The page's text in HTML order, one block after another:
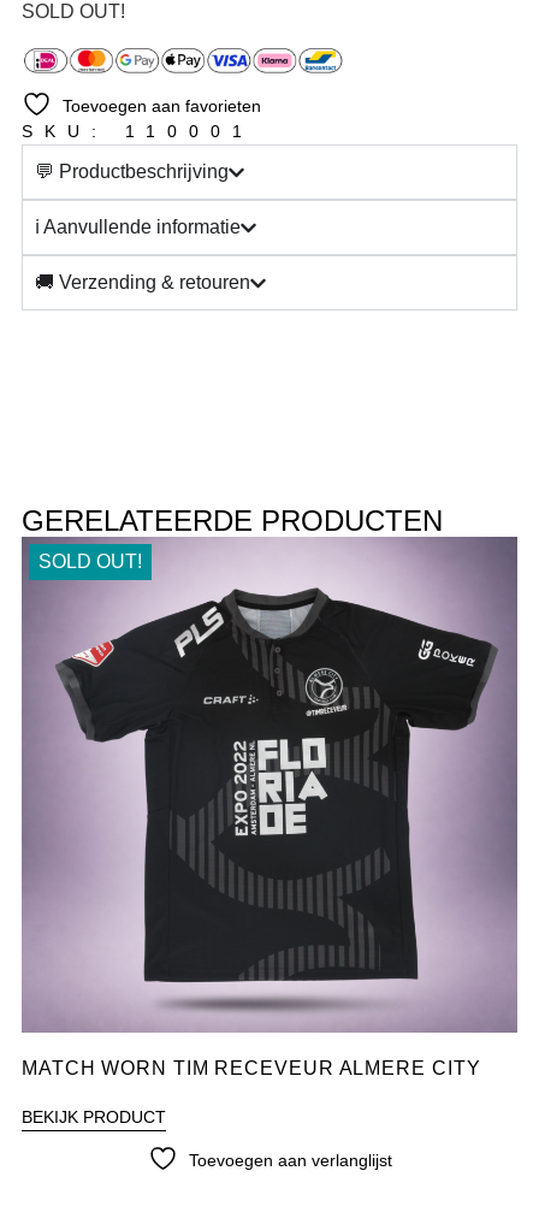
SOLD OUT!
Toevoegen aan favorieten
SKU: 110001
💬 Productbeschrijving
ℹ️ Aanvullende informatie
🚚 Verzending & retouren
GERELATEERDE PRODUCTEN
SOLD OUT!
MATCH WORN TIM RECEVEUR ALMERE CITY
BEKIJK PRODUCT
Toevoegen aan verlanglijst